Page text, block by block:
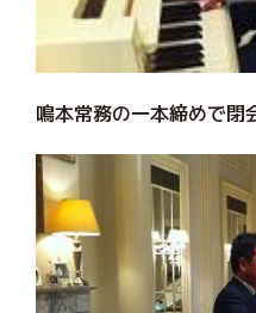
鳴本常務の一本締めで閉